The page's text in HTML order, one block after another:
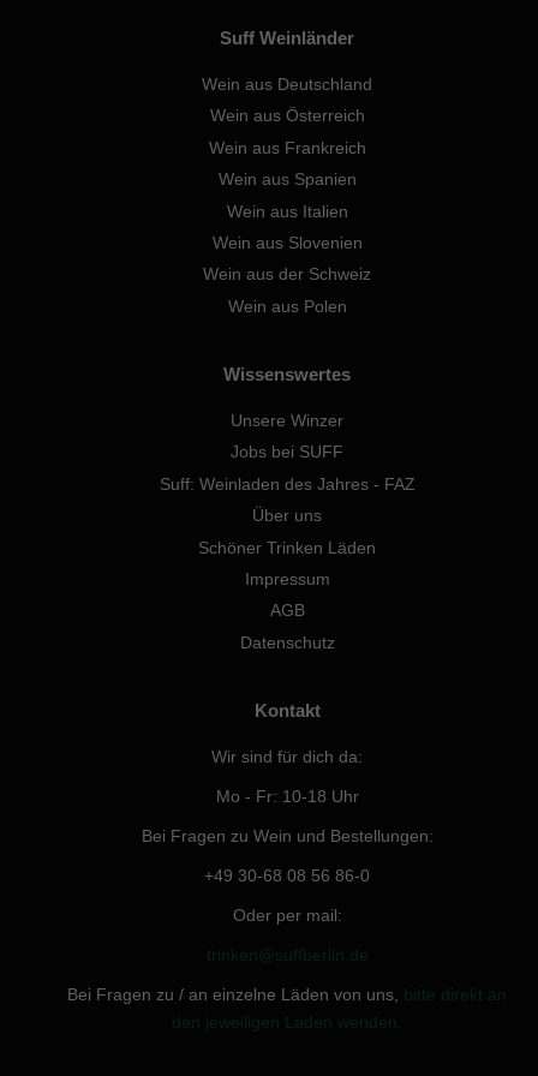
Suff Weinländer
Wein aus Deutschland
Wein aus Österreich
Wein aus Frankreich
Wein aus Spanien
Wein aus Italien
Wein aus Slovenien
Wein aus der Schweiz
Wein aus Polen
Wissenswertes
Unsere Winzer
Jobs bei SUFF
Suff: Weinladen des Jahres - FAZ
Über uns
Schöner Trinken Läden
Impressum
AGB
Datenschutz
Kontakt
Wir sind für dich da:
Mo - Fr: 10-18 Uhr
Bei Fragen zu Wein und Bestellungen:
+49 30-68 08 56 86-0
Oder per mail:
trinken@suffberlin.de
Bei Fragen zu / an einzelne Läden von uns, bitte direkt an
den jeweiligen Laden wenden.